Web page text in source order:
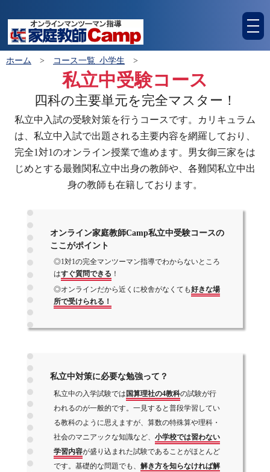
ホーム > コース一覧_小学生 >
私立中受験コース
四科の主要単元を完全マスター！
私立中入試の受験対策を行うコースです。カリキュラム
は、私立中入試で出題される主要内容を網羅しており、
完全1対1のオンライン授業で進めます。男女御三家をは
じめとする最難関私立中出身の教師や、各難関私立中出
身の教師も在籍しております。
オンライン家庭教師Camp私立中受験コースの
ここがポイント
◎1対1の完全マンツーマン指導でわからないところ
はすぐ質問できる ！
◎オンラインだから近くに校舎がなくても好きな場
所で受けられる！
私立中対策に必要な勉強って？
私立中の入学試験では 国算理社の4教科の試験が行
われるのが一般的です。一見すると普段学習してい
る教科のように思えますが、算数の特殊算や理科・
社会のマニアックな知識など、 小学校では習わない
学習内容が盛り込まれた試験であることがほとんど
です。基礎的な問題でも、 解き方を知らなければ解